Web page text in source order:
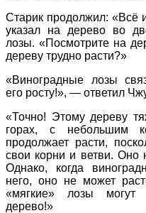
Старик продолжил: «Всё
указал на дерево во
лозы. «Посмотрите на
дереву трудно расти?»
«Виноградные лозы
его росту!», — ответил
«Точно! Этому дереву
горах, с небольшим
продолжает расти,
свои корни и ветви. Оно
Однако, когда
него, оно не может
«мягкие» лозы могут
дерево!»